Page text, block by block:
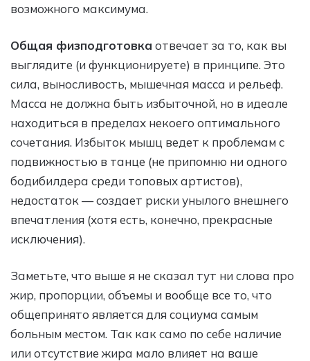
возможного максимума.
Общая физподготовка отвечает за то, как вы
выглядите (и функционируете) в принципе. Это
сила, выносливость, мышечная масса и рельеф.
Масса не должна быть избыточной, но в идеале
находиться в пределах некоего оптимального
сочетания. Избыток мышц ведет к проблемам с
подвижностью в танце (не припомню ни одного
бодибилдера среди топовых артистов),
недостаток — создает риски унылого внешнего
впечатления (хотя есть, конечно, прекрасные
исключения).
Заметьте, что выше я не сказал тут ни слова про
жир, пропорции, объемы и вообще все то, что
общепринято является для социума самым
больным местом. Так как само по себе наличие
или отсутствие жира мало влияет на ваше